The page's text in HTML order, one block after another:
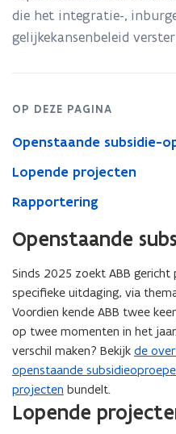
Subsidies
die het integratie-,
gelijkekansenbeleid
OP DEZE PAGINA
Openstaande subsidie-
Lopende projecten
Rapportering
Openstaande
Sinds 2025 zoekt ABB
specifieke uitdaging, via
Voordien kende ABB twee
op twee momenten in het
verschil maken? Bekijk de
openstaande
projecten bundelt.
Lopende